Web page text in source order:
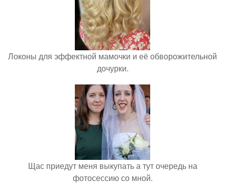
Локоны для эффектной мамочки и её обворожительной
дочурки.
Щас приедут меня выкупать а тут очередь на
фотосессию со мной.